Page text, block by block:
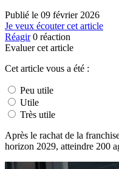
Publié le 09 février 2026
Je veux écouter cet article
Réagir 0 réaction
Evaluer cet article
Cet article vous a été :
Peu utile
Utile
Très utile
Après le rachat de la
horizon 2029, atteindre 200